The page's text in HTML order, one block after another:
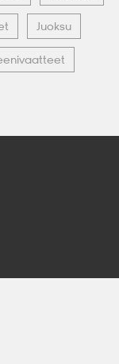
Juoksu